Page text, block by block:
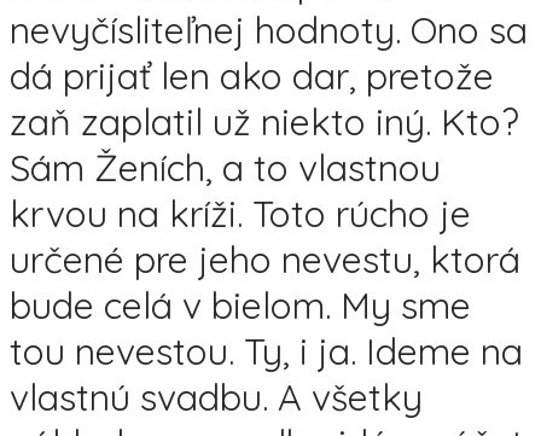
nevyčísliteľnej hodnoty. Ono sa
dá prijať len ako dar, pretože
zaň zaplatil už niekto iný. Kto?
Sám Ženích, a to vlastnou
krvou na kríži. Toto rúcho je
určené pre jeho nevestu, ktorá
bude celá v bielom. My sme
tou nevestou. Ty, i ja. Ideme na
vlastnú svadbu. A všetky